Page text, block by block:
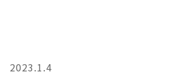
2023.1.4